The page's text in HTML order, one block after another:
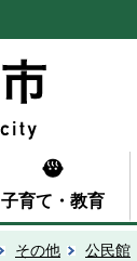
子育て・教育
その他 公民館